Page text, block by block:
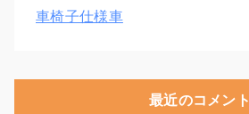
車椅子仕様車
最近のコメント